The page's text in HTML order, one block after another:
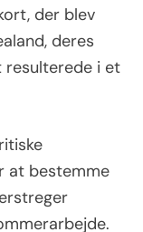
der blev
deres
resulterede i et
at bestemme